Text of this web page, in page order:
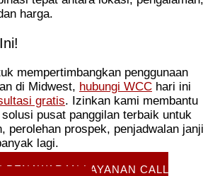
harga.
mempertimbangkan penggunaan
di Midwest, hubungi WCC hari ini
gratis. Izinkan kami membantu
pusat panggilan terbaik untuk
perolehan prospek, penjadwalan janji
lagi.
PENAWARAN LAYANAN CALL